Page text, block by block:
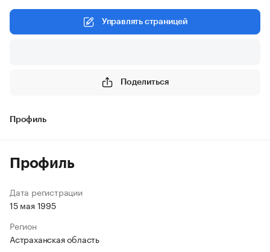
Управлять страницей
Поделиться
Профиль
Профиль
Дата регистрации
15 мая 1995
Регион
Астраханская область